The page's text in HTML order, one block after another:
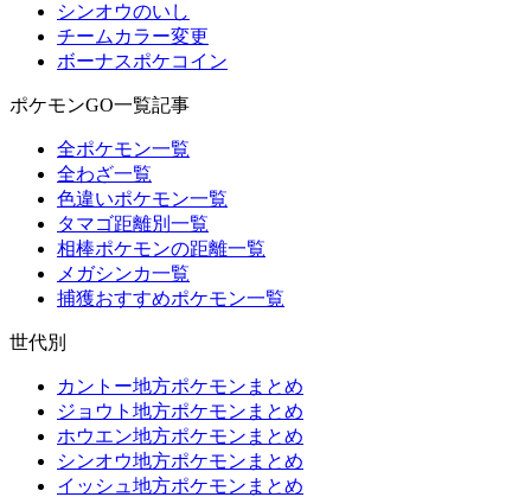
シンオウのいし
チームカラー変更
ボーナスポケコイン
ポケモンGO一覧記事
全ポケモン一覧
全わざ一覧
色違いポケモン一覧
タマゴ距離別一覧
相棒ポケモンの距離一覧
メガシンカ一覧
捕獲おすすめポケモン一覧
世代別
カントー地方ポケモンまとめ
ジョウト地方ポケモンまとめ
ホウエン地方ポケモンまとめ
シンオウ地方ポケモンまとめ
イッシュ地方ポケモンまとめ